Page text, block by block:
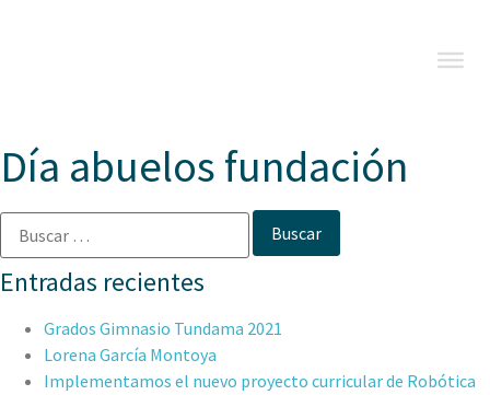
Día abuelos fundación
Entradas recientes
Grados Gimnasio Tundama 2021
Lorena García Montoya
Implementamos el nuevo proyecto curricular de Robótica